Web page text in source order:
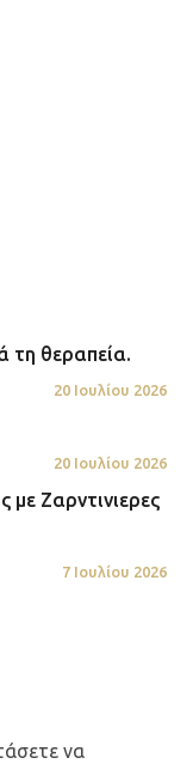
που
τη θεραπεία.
20 Ιουλίου 2026
20 Ιουλίου 2026
με Ζαρντινιερες
7 Ιουλίου 2026
να